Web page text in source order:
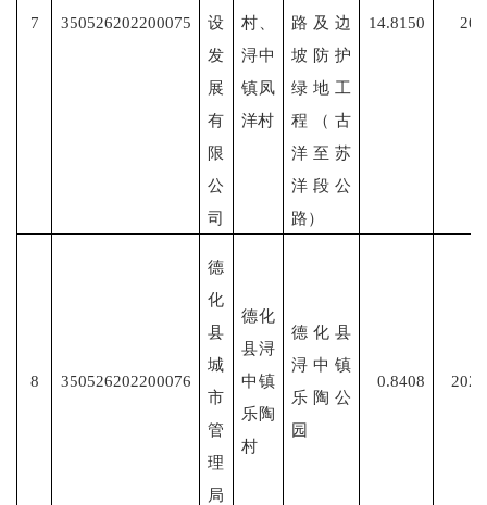
7 350526202200075
设
发
展
有
限
公
司
村、
浔中
镇凤
洋村
路及边
坡防护
绿地工
程（古
洋至苏
洋段公
路）
14.8150
8 350526202200076
德
化
县
城
市
管
理
局
德化
县浔
中镇
乐陶
村
德化县
浔中镇
乐陶公
园
0.8408